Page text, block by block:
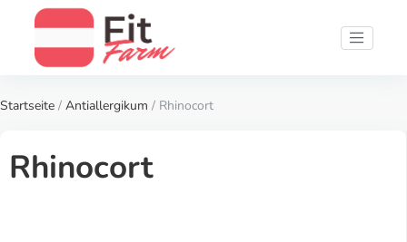
Startseite / Antiallergikum / Rhinocort
Rhinocort